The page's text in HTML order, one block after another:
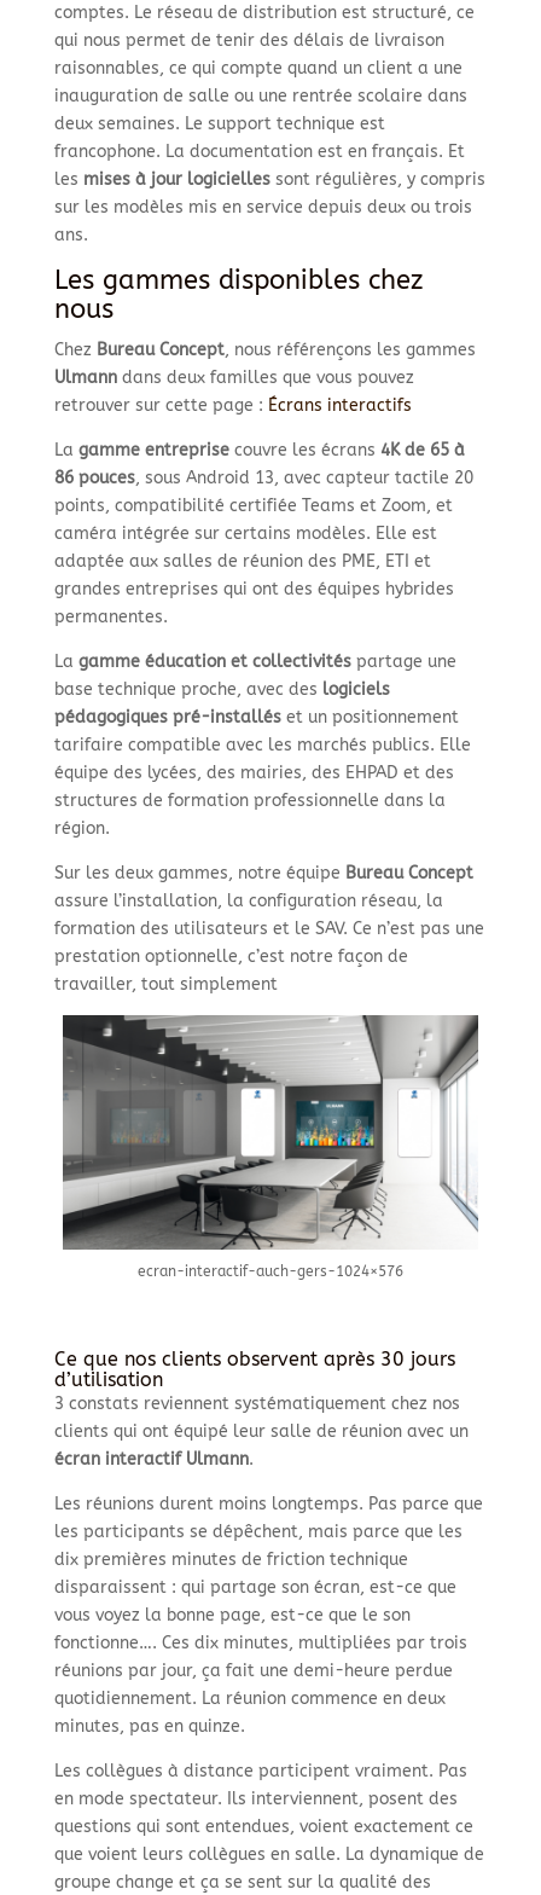
comptes. Le réseau de distribution est structuré, ce
qui nous permet de tenir des délais de livraison
raisonnables, ce qui compte quand un client a une
inauguration de salle ou une rentrée scolaire dans
deux semaines. Le support technique est
francophone. La documentation est en français. Et
les mises à jour logiciellessont régulières, y compris
sur les modèles mis en service depuis deux ou trois
ans.
Les gammes disponibles chez
nous
Chez Bureau Concept, nous référençons les gammes
Ulmanndans deux familles que vous pouvez
retrouver sur cette page : Écrans interactifs
La gamme entreprisecouvre les écrans 4K de 65 à
86 pouces, sous Android 13, avec capteur tactile 20
points, compatibilité certifiée Teams et Zoom, et
caméra intégrée sur certains modèles. Elle est
adaptée aux salles de réunion des PME, ETI et
grandes entreprises qui ont des équipes hybrides
permanentes.
La gamme éducation et collectivitéspartage une
base technique proche, avec des logiciels
pédagogiques pré-installéset un positionnement
tarifaire compatible avec les marchés publics. Elle
équipe des lycées, des mairies, des EHPAD et des
structures de formation professionnelle dans la
région.
Sur les deux gammes, notre équipe Bureau Concept
assure l’installation, la configuration réseau, la
formation des utilisateurs et le SAV. Ce n’est pas une
prestation optionnelle, c’est notre façon de
travailler, tout simplement
ecran-interactif-auch-gers-1024×576
Ce que nos clients observent après 30 jours
d’utilisation
3 constats reviennent systématiquement chez nos
clients qui ont équipé leur salle de réunion avec un
écran interactif Ulmann.
Les réunions durent moins longtemps. Pas parce que
les participants se dépêchent, mais parce que les
dix premières minutes de friction technique
disparaissent : qui partage son écran, est-ce que
vous voyez la bonne page, est-ce que le son
fonctionne…. Ces dix minutes, multipliées par trois
réunions par jour, ça fait une demi-heure perdue
quotidiennement. La réunion commence en deux
minutes, pas en quinze.
Les collègues à distance participent vraiment. Pas
en mode spectateur. Ils interviennent, posent des
questions qui sont entendues, voient exactement ce
que voient leurs collègues en salle. La dynamique de
groupe change et ça se sent sur la qualité des